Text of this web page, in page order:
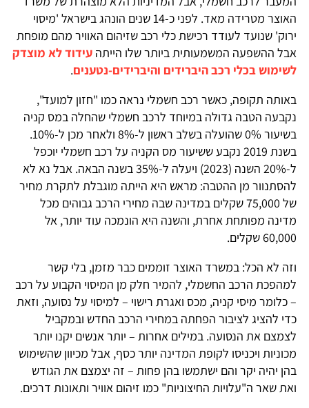
האוצר מטרידה מאד. לפני כ-14 שנים הונהג בישראל 'מיסוי
ירוק' שנועד לעודד רכישת כלי רכב שזיהום האוויר מהם מופחת
אבל ההשפעה המשמעותית ביותר שלו הייתה עידוד לא מוצדק
לשימוש בכלי רכב היברידים והיברידים-נטענים.
באותה תקופה, כאשר רכב חשמלי נראה כמו "חזון למועד",
נקבעה הטבה גדולה במיוחד לרכב חשמלי שהחלה במס קניה
בשיעור 0% שהועלה בשלב ראשון ל-8% ולאחר מכן ל-10%.
בשנת 2019 נקבע ששיעור מס הקניה על רכב חשמלי יוכפל
ל-20% השנה (2023) ויעלה ל-35% בשנה הבאה. אבל נא לא
להסתנוור מן ההטבה: מראש היא הייתה מוגבלת לתקרת מחיר
של 75,000 שקלים במדינה שבה מחירי הרכב גבוהים מכל
מדינה מפותחת אחרת, והשנה היא הונמכה עוד יותר, אל
60,000 שקלים.
וזה לא הכל: במשרד האוצר זוממים כבר מזמן, בלי קשר
למהפכת הרכב החשמלי, להמיר חלק מן המיסוי הקבוע על רכב
– כלומר מיסי קניה, מכס ואגרת רישוי – למיסוי על נסועה, וזאת
כדי להציג לציבור הפחתה במחירי הרכב החדש ובמקביל
לצמצם את הנסועה. במילים אחרות – יותר אנשים יקנו יותר
מכוניות ויכניסו לקופת המדינה יותר כסף, אבל מכיוון שהשימוש
בהן יהיה יקר והם ישתמשו בהן פחות – זה יצמצם את הגודש
ואת שאר ה"עלויות החיצוניות" כמו זיהום אוויר ותאונות דרכים.